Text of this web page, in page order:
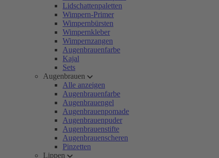
Lidschattenpaletten
Wimpern-Primer
Wimpernbürsten
Wimpernkleber
Wimpernzangen
Augenbrauenfarbe
Kajal
Sets
Augenbrauen
Alle anzeigen
Augenbrauenfarbe
Augenbrauengel
Augenbrauenpomade
Augenbrauenpuder
Augenbrauenstifte
Augenbrauenscheren
Pinzetten
Lippen